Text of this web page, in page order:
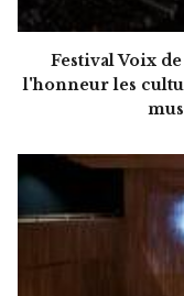
Festival Voix
l'honneur les